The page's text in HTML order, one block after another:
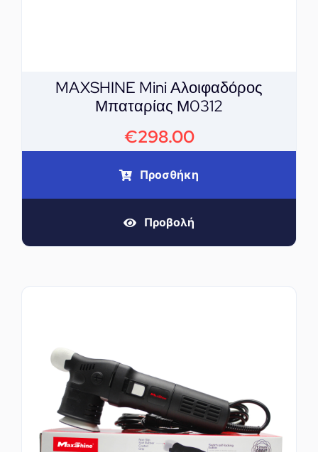
MAXSHINE Mini Αλοιφαδόρος
Μπαταρίας Μ0312
€298.00
Προσθήκη
Προβολή